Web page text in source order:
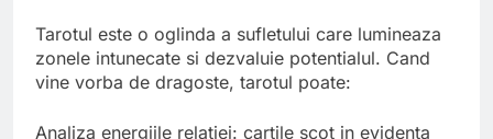
Tarotul este o oglinda a sufletului care lumineaza
zonele intunecate si dezvaluie potentialul. Cand
vine vorba de dragoste, tarotul poate:
Analiza energiile relatiei: cartile scot in evidenta